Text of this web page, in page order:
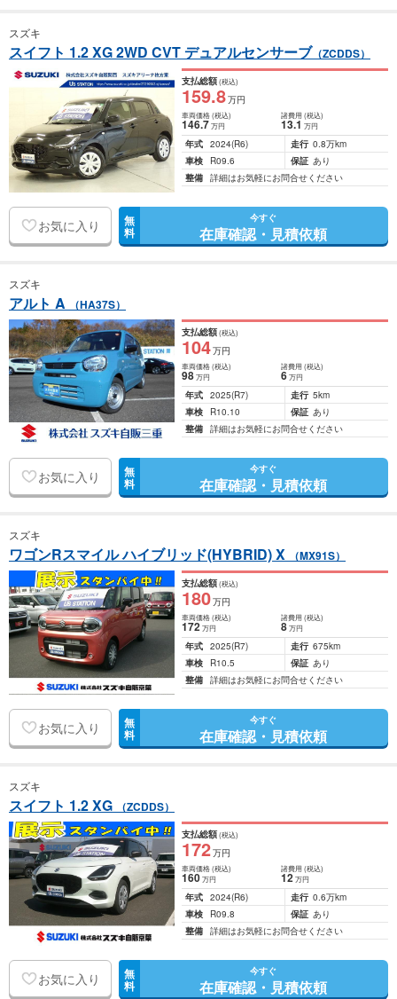
スズキ
スイフト 1.2 XG 2WD CVT デュアルセンサーブ（ZCDDS）
支払総額(税込)
159.8万円
車両価格(税込)
146.7万円
諸費用 (税込)
13.1 万円
年式 2024(R6) 走行 0.8万km
車検
R09.6 保証 あり
整備 詳細はお気軽にお問合せください
お気に入り 無
料
今すぐ
在庫確認・見積依頼
スズキ
アルト A （HA37S）
支払総額(税込)
104万円
車両価格(税込)
98万円
諸費用 (税込)
6 万円
年式 2025(R7) 走行 5km
車検
R10.10 保証 あり
整備 詳細はお気軽にお問合せください
お気に入り 無
料
今すぐ
在庫確認・見積依頼
スズキ
ワゴンRスマイル ハイブリッド(HYBRID) X （MX91S）
支払総額(税込)
180万円
車両価格(税込)
172万円
諸費用 (税込)
8 万円
年式 2025(R7) 走行 675km
車検
R10.5 保証 あり
整備 詳細はお気軽にお問合せください
お気に入り 無
料
今すぐ
在庫確認・見積依頼
スズキ
スイフト 1.2 XG （ZCDDS）
支払総額(税込)
172万円
車両価格(税込)
160万円
諸費用 (税込)
12 万円
年式 2024(R6) 走行 0.6万km
車検
R09.8 保証 あり
整備 詳細はお気軽にお問合せください
お気に入り 無
料
今すぐ
在庫確認・見積依頼